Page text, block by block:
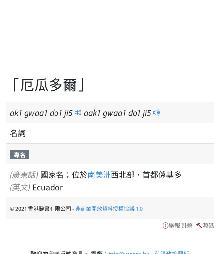
「厄瓜多爾」
ak1 gwaa1 do1 ji5 aak1 gwaa1 do1 ji5
名詞
專名
(廣東話) 國家名；位於南美洲西北部，首都係基多
(英文) Ecuador
© 2021 香港辭書有限公司 -非商業開放資料授權協議 1.0
舉報問題 源碼